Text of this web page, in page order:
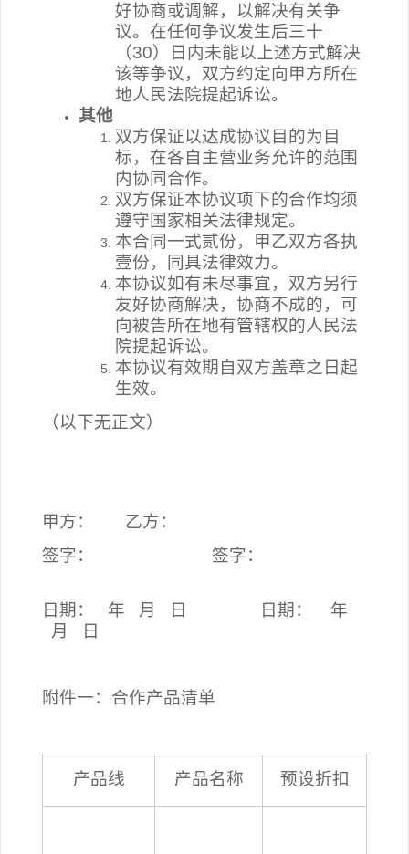
好协商或调解，以解决有关争
议。在任何争议发生后三十
（30）日内未能以上述方式解决
该等争议，双方约定向甲方所在
地人民法院提起诉讼。
其他
双方保证以达成协议目的为目
标，在各自主营业务允许的范围
内协同合作。
双方保证本协议项下的合作均须
遵守国家相关法律规定。
本合同一式贰份，甲乙双方各执
壹份，同具法律效力。
本协议如有未尽事宜，双方另行
友好协商解决，协商不成的，可
向被告所在地有管辖权的人民法
院提起诉讼。
本协议有效期自双方盖章之日起
生效。
（以下无正文）
甲方：
乙方：
签字：
签字：
日期：
年 月 日 日期： 年
月 日
附件一：合作产品清单
产品线 产品名称 预设折扣